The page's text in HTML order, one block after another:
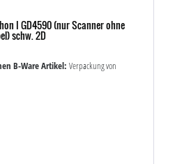
I GD4590 (nur Scanner ohne
schw. 2D
B-Ware Artikel:Verpackung von